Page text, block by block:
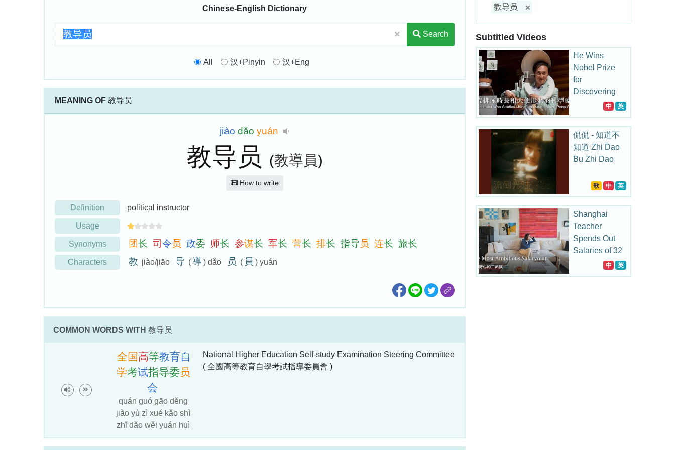
Chinese-English Dictionary
Search
All 汉+Pinyin 汉+Eng
MEANING OF 教导员
jiào dǎo yuán
教导员 (教導員)
How to write
Definition political instructor
Usage
Synonyms 团长 司令员 政委 师长 参谋长 军长 营长 排长 指导员 连长 旅长
Characters 教 jiào/jiāo 导 (導 ) dǎo 员 ( 員 ) yuán
COMMON WORDS WITH 教导员
全国高等教育自
学考试指导委员
会
quán guó gāo děng
jiào yù zì xué kǎo shì
zhǐ dǎo wěi yuán huì
National Higher Education Self-study Examination Steering Committee
( 全國高等教育自學考試指導委員會 )
教导员
Subtitled Videos
He Wins
Nobel Prize
for
Discovering
Mammals’
Urination
Duration is
21s
中 英
侃侃 - 知道不
知道 Zhi Dao
Bu Zhi Dao
歌 中 英
Shanghai
Teacher
Spends Out
Salaries of 32
Years on
Collecting
中 英